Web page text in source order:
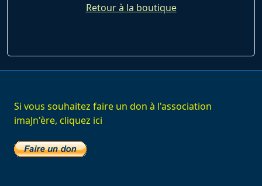
Retour à la boutique
Si vous souhaitez faire un don à l'association
imaJn'ère, cliquez ici